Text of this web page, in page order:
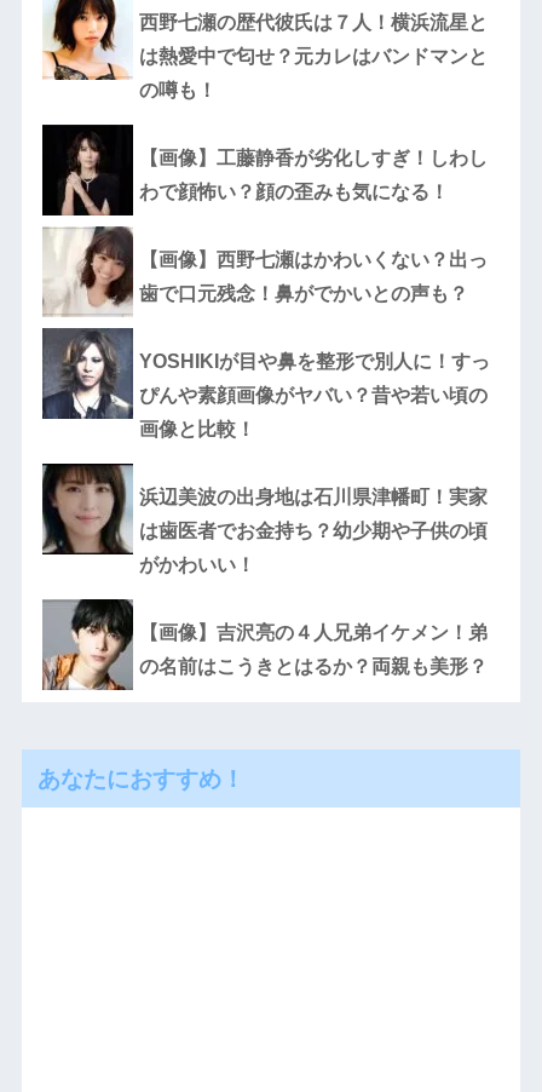
西野七瀬の歴代彼氏は７人！横浜流星と
は熱愛中で匂せ？元カレはバンドマンと
の噂も！
【画像】工藤静香が劣化しすぎ！しわし
わで顔怖い？顔の歪みも気になる！
【画像】西野七瀬はかわいくない？出っ
歯で口元残念！鼻がでかいとの声も？
YOSHIKIが目や鼻を整形で別人に！すっ
ぴんや素顔画像がヤバい？昔や若い頃の
画像と比較！
浜辺美波の出身地は石川県津幡町！実家
は歯医者でお金持ち？幼少期や子供の頃
がかわいい！
【画像】吉沢亮の４人兄弟イケメン！弟
の名前はこうきとはるか？両親も美形？
あなたにおすすめ！